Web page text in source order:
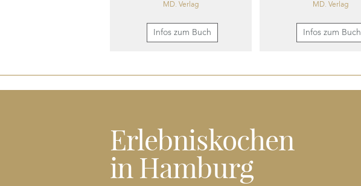
MD. Verlag
Infos zum Buch
MD. Verlag
Infos zum Buch
Erlebniskochen
in Hamburg